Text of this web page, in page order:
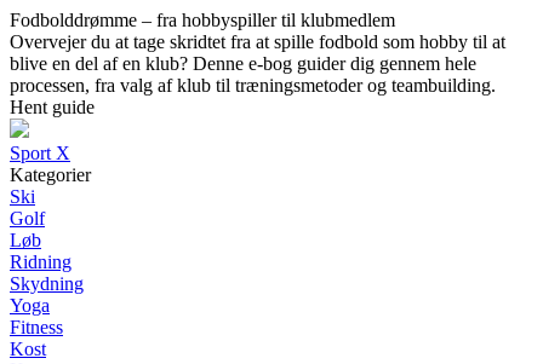
Fodbolddrømme – fra hobbyspiller til klubmedlem
Overvejer du at tage skridtet fra at spille fodbold som hobby til at
blive en del af en klub? Denne e-bog guider dig gennem hele
processen, fra valg af klub til træningsmetoder og teambuilding.
Hent guide
Sport X
Kategorier
Ski
Golf
Løb
Ridning
Skydning
Yoga
Fitness
Kost